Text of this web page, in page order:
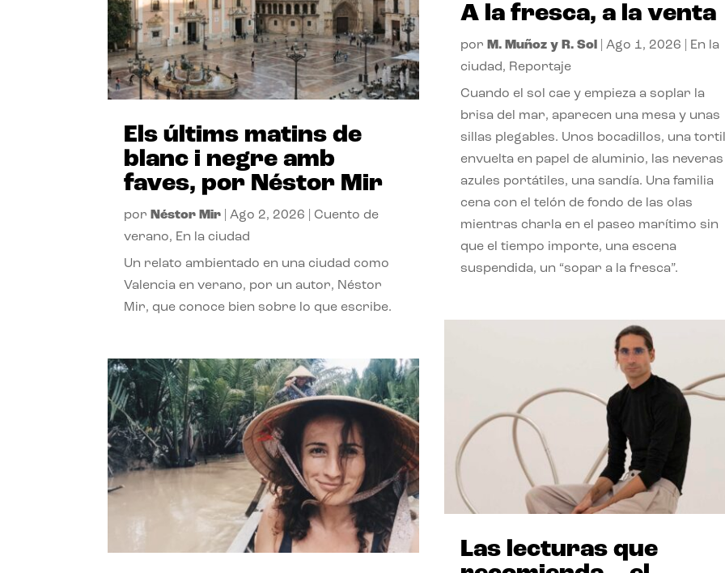
Els últims matins de
blanc i negre amb
faves, por Néstor Mir
por Néstor Mir |Ago 2, 2026 |Cuento de
verano, En la ciudad
Un relato ambientado en una ciudad como
Valencia en verano, por un autor, Néstor
Mir, que conoce bien sobre lo que escribe.
A la fresca, a la venta
por M. Muñoz y R. Sol Ago 1, 2026
En la
ciudad, Reportaje
Cuando el sol cae y empieza a soplar la
brisa del mar, aparecen una mesa y unas
sillas plegables. Unos bocadillos, una
envuelta en papel de aluminio, las neveras
azules portátiles, una sandía. Una familia
cena con el telón de fondo de las olas
mientras charla en el paseo marítimo sin
que el tiempo importe, una escena
suspendida, un “sopar a la fresca”.
Las lecturas que